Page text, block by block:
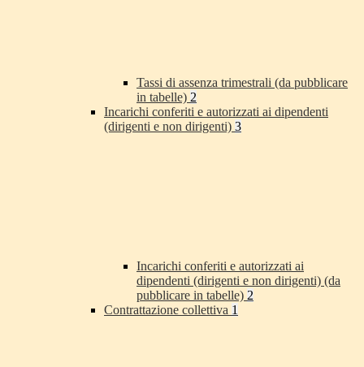
Tassi di assenza trimestrali (da pubblicare
in tabelle) 2
Incarichi conferiti e autorizzati ai dipendenti
(dirigenti e non dirigenti) 3
Incarichi conferiti e autorizzati ai
dipendenti (dirigenti e non dirigenti) (da
pubblicare in tabelle) 2
Contrattazione collettiva 1